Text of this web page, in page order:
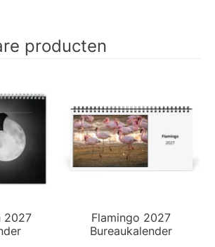
producten
2027
Flamingo 2027
Bureaukalender